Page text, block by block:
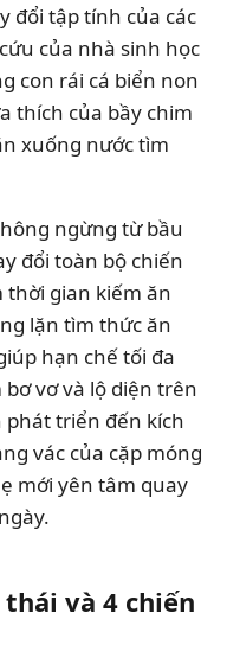
đổi tập tính của các
của nhà sinh học
con rái cá biển non
thích của bầy chim
xuống nước tìm
ngừng từ bầu
đổi toàn bộ chiến
gian kiếm ăn
lặn tìm thức ăn
hạn chế tối đa
vơ và lộ diện trên
phát triển đến kích
vác của cặp móng
mới yên tâm quay
và 4 chiến